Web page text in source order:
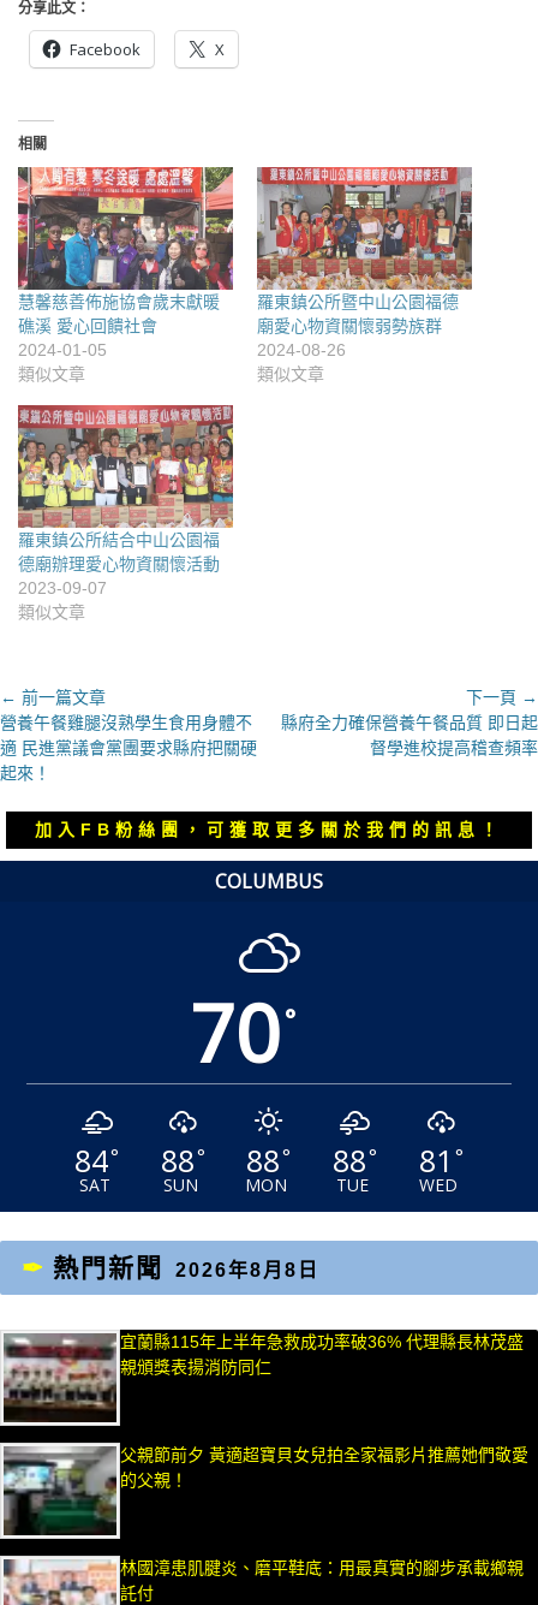
分享此文：
Facebook X
相關
慧馨慈善佈施協會歲末獻暖
礁溪 愛心回饋社會
2024-01-05
類似文章
羅東鎮公所暨中山公園福德
廟愛心物資關懷弱勢族群
2024-08-26
類似文章
羅東鎮公所結合中山公園福
德廟辦理愛心物資關懷活動
2023-09-07
類似文章
文
章
導
覽
← 前一篇文章
上
一
篇
營養午餐雞腿沒熟學生食用身體不
適 民進黨議會黨團要求縣府把關硬
起來！
下一頁 →
下
章：
縣府全力確保營養午餐品質 即日起
督學進校提高稽查頻率
加入FB粉絲團，可獲取更多關於我們的訊息！
COLUMBUS
70°
84°
SAT
88°
SUN
88°
MON
88°
TUE
81 °
WED
熱門新聞 2026年8月8日
宜蘭縣115年上半年急救成功率破36% 代理縣長林茂盛
親頒獎表揚消防同仁
父親節前夕 黃適超寶貝女兒拍全家福影片推薦她們敬愛
的父親！
林國漳患肌腱炎、磨平鞋底：用最真實的腳步承載鄉親
託付